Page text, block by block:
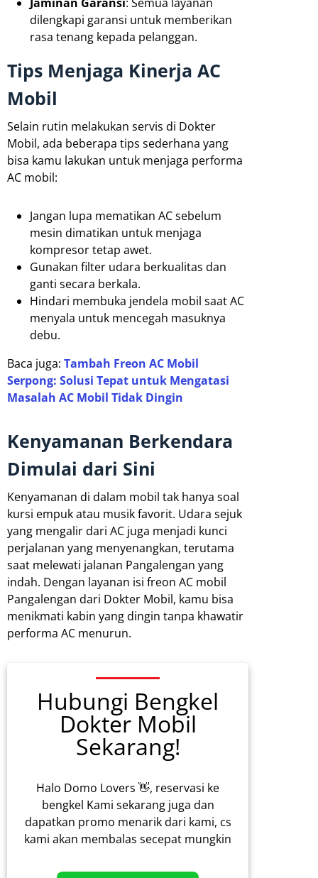
dilengkapi garansi untuk memberikan
rasa tenang kepada pelanggan.
Tips Menjaga Kinerja AC
Mobil
Selain rutin melakukan servis di Dokter
Mobil, ada beberapa tips sederhana yang
bisa kamu lakukan untuk menjaga performa
AC mobil:
Jangan lupa mematikan AC sebelum
mesin dimatikan untuk menjaga
kompresor tetap awet.
Gunakan filter udara berkualitas dan
ganti secara berkala.
Hindari membuka jendela mobil saat AC
menyala untuk mencegah masuknya
debu.
Baca juga: Tambah Freon AC Mobil
Serpong: Solusi Tepat untuk Mengatasi
Masalah AC Mobil Tidak Dingin
Kenyamanan Berkendara
Dimulai dari Sini
Kenyamanan di dalam mobil tak hanya soal
kursi empuk atau musik favorit. Udara sejuk
yang mengalir dari AC juga menjadi kunci
perjalanan yang menyenangkan, terutama
saat melewati jalanan Pangalengan yang
indah. Dengan layanan isi freon AC mobil
Pangalengan dari Dokter Mobil, kamu bisa
menikmati kabin yang dingin tanpa khawatir
performa AC menurun.
Hubungi Bengkel
Dokter Mobil
Sekarang!
Halo Domo Lovers 👋, reservasi ke
bengkel Kami sekarang juga dan
dapatkan promo menarik dari kami, cs
kami akan membalas secepat mungkin